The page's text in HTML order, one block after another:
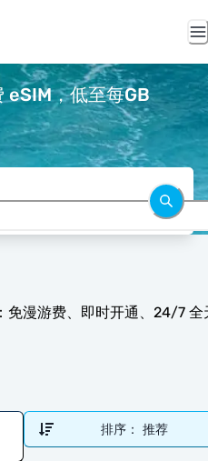
eSIM，低至每GB
免漫游费、即时开通、24/7 全
排序： 推荐